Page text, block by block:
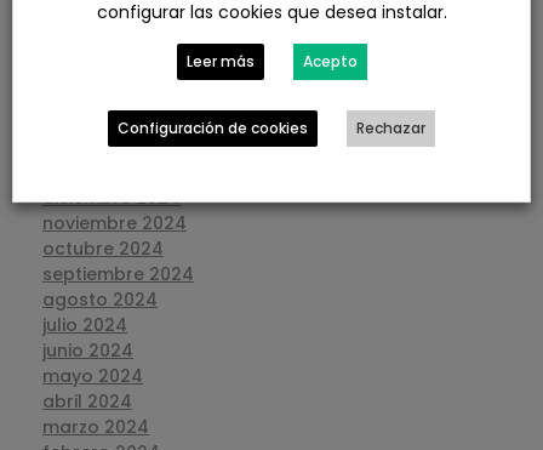
julio 2025
marzo 2025
febrero 2025
diciembre 2024
noviembre 2024
octubre 2024
septiembre 2024
agosto 2024
julio 2024
junio 2024
mayo 2024
abril 2024
marzo 2024
configurar las cookies que desea instalar.
Leer más Acepto
Configuración de cookies Rechazar